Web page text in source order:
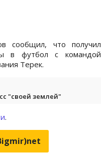
сообщил, что получил
в футбол с командой
Терек.
"своей землей"
.